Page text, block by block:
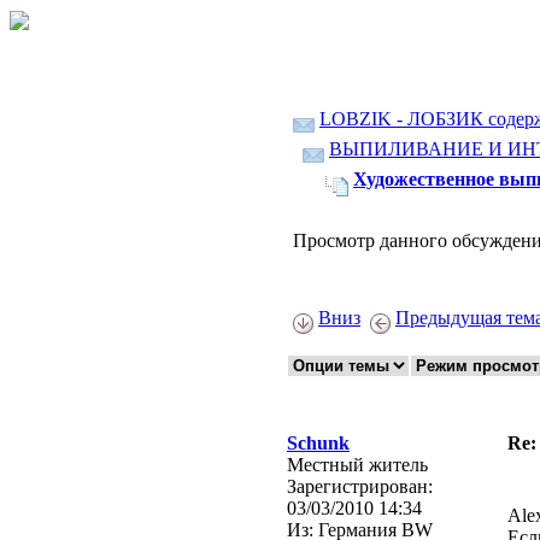
LOBZIK - ЛОБЗИК
ВЫПИЛИВАНИЕ И
Художественное
Просмотр данного
Вниз Предыдущая
Schunk
Местный житель
Зарегистрирован:
03/03/2010 14:34
Из: Германия BW